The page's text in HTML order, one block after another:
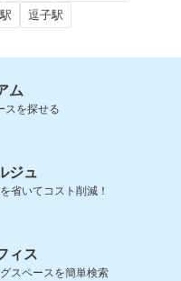
逗子駅
ム
スを探せる
ジュ
省いてコスト削減！
ィス
スペースを簡単検索